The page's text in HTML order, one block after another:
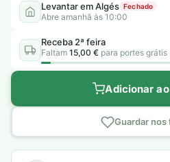
Levantar em Algés Fechado
Abre amanhã às 10:00
Receba 2ª feira
Faltam 15,00 € para portes grátis
Adicionar
Guardar